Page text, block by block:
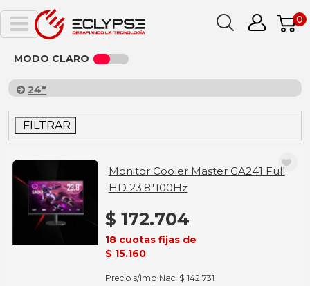
0
MODO CLARO
24"
FILTRAR
Monitor Cooler Master GA241 Full
HD 23.8"100Hz
$ 172.704
18 cuotas fijas de
$ 15.160
Precio s/Imp.Nac. $ 142.731